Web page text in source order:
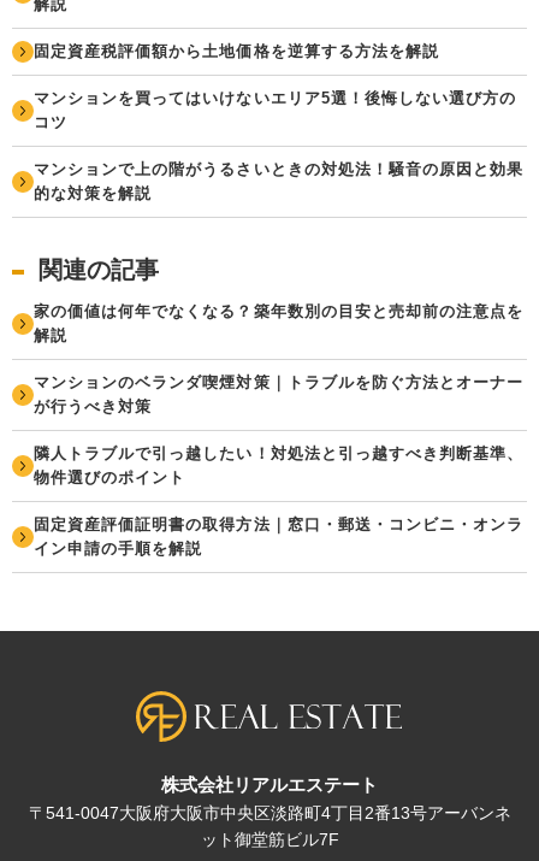
解説
固定資産税評価額から土地価格を逆算する方法を解説
マンションを買ってはいけないエリア5選！後悔しない選び方の
コツ
マンションで上の階がうるさいときの対処法！騒音の原因と効果
的な対策を解説
関連の記事
家の価値は何年でなくなる？築年数別の目安と売却前の注意点を
解説
マンションのベランダ喫煙対策｜トラブルを防ぐ方法とオーナー
が行うべき対策
隣人トラブルで引っ越したい！対処法と引っ越すべき判断基準、
物件選びのポイント
固定資産評価証明書の取得方法｜窓口・郵送・コンビニ・オンラ
イン申請の手順を解説
株式会社リアルエステート
〒541-0047大阪府大阪市中央区淡路町4丁目2番13号アーバンネ
ット御堂筋ビル7F